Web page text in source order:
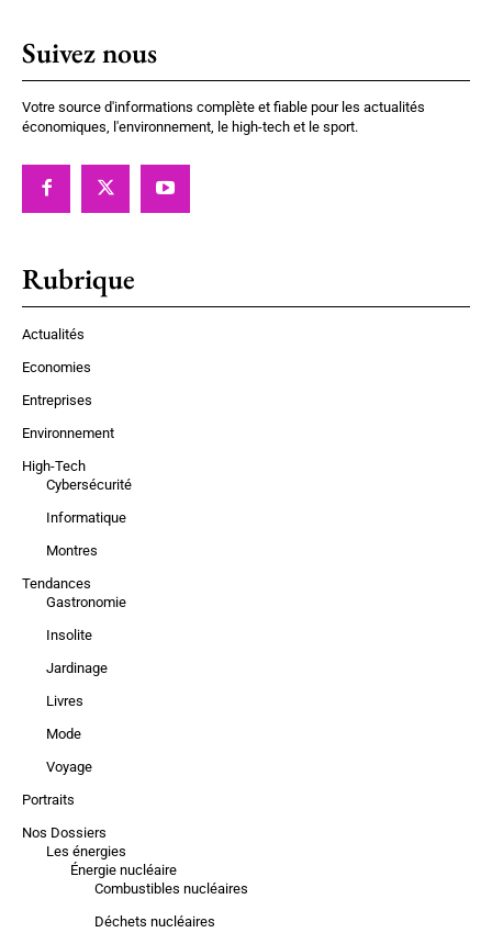
Suivez nous
Votre source d'informations complète et fiable pour les actualités
économiques, l'environnement, le high-tech et le sport.
Rubrique
Actualités
Economies
Entreprises
Environnement
High-Tech
Cybersécurité
Informatique
Montres
Tendances
Gastronomie
Insolite
Jardinage
Livres
Mode
Voyage
Portraits
Nos Dossiers
Les énergies
Énergie nucléaire
Combustibles nucléaires
Déchets nucléaires